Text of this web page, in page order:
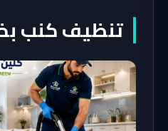
تنظيف كنب